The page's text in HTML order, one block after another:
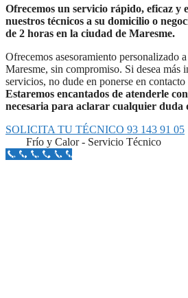
Ofrecemos un servicio rápido, eficaz y
nuestros técnicos a su domicilio o
de 2 horas en la ciudad de Maresme.
Ofrecemos asesoramiento personalizado
Maresme, sin compromiso. Si desea más
servicios, no dude en ponerse en
Estaremos encantados de atenderle
necesaria para aclarar cualquier duda
SOLICITA TU TÉCNICO 93 143 91 05
Frío y Calor - Servicio Técnico
Llámanos Aquí